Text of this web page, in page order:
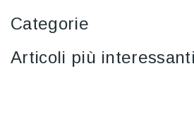
Categorie
Articoli più interessanti